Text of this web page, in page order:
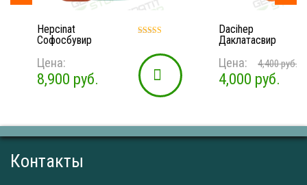
Hepcinat
из 5
Софосбувир
Цена:
8,900 руб.
Dacihep
Даклатасвир
Цена: 4,400руб.
4,000 руб.
Контакты